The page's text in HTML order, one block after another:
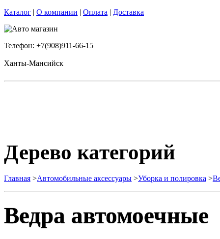
Каталог | О компании | Оплата | Доставка
Телефон: +7(908)911-66-15
Ханты-Мансийск
Дерево категорий
Главная >Автомобильные аксессуары >Уборка и полировка >
Ведра автомоечные